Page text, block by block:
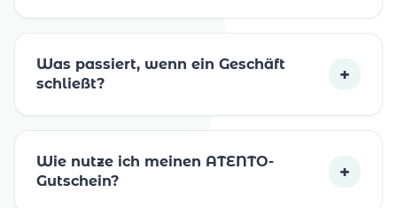
Was passiert, wenn ein Geschäft
schließt?
+
Wie nutze ich meinen ATENTO-
Gutschein?
+